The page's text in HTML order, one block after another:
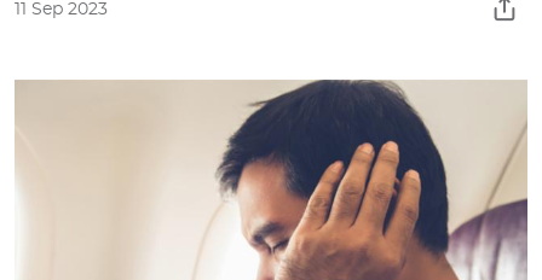
11 Sep 2023